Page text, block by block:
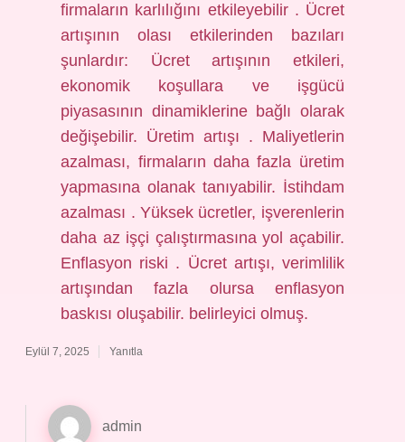
firmaların karlılığını etkileyebilir . Ücret
artışının olası etkilerinden bazıları
şunlardır: Ücret artışının etkileri,
ekonomik koşullara ve işgücü
piyasasının dinamiklerine bağlı olarak
değişebilir. Üretim artışı . Maliyetlerin
azalması, firmaların daha fazla üretim
yapmasına olanak tanıyabilir. İstihdam
azalması . Yüksek ücretler, işverenlerin
daha az işçi çalıştırmasına yol açabilir.
Enflasyon riski . Ücret artışı, verimlilik
artışından fazla olursa enflasyon
baskısı oluşabilir. belirleyici olmuş.
Eylül 7, 2025 Yanıtla
admin